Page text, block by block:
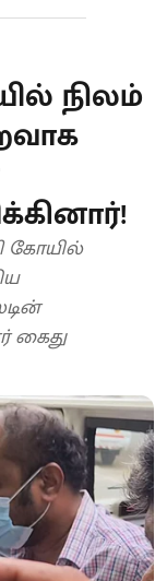
நிலம்
கோயில்
கைது